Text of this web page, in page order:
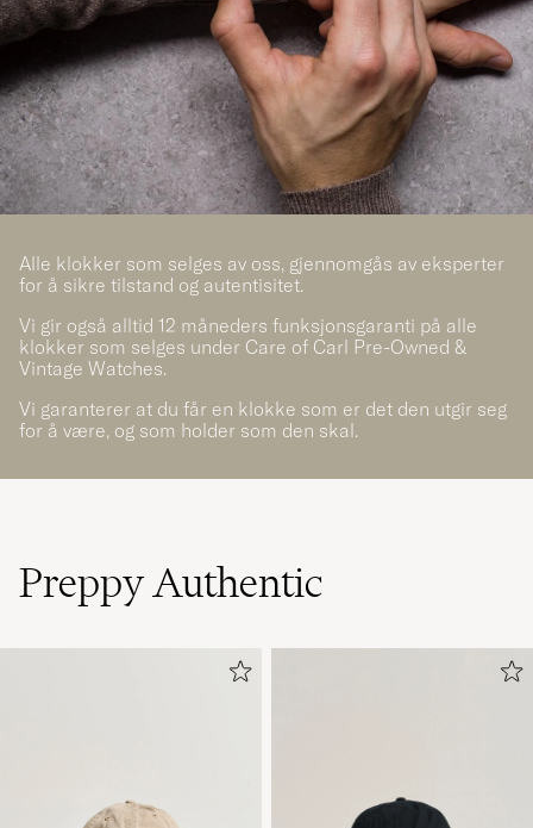
Alle klokker som selges av oss, gjennomgås av eksperter
for å sikre tilstand og autentisitet.
Vi gir også alltid 12 måneders funksjonsgaranti på alle
klokker som selges under Care of Carl Pre-Owned &
Vintage Watches.
Vi garanterer at du får en klokke som er det den utgir seg
for å være, og som holder som den skal.
Preppy Authentic